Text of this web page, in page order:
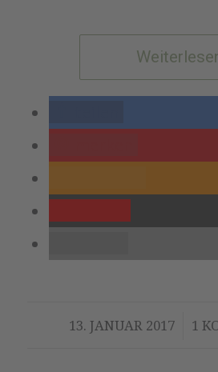
13. JANUAR 2017
/ 1